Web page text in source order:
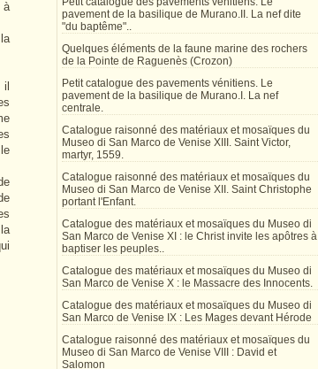
à
pavement de la basilique de Murano.II. La nef dite
"du baptême"..
Quelques éléments de la faune marine des rochers
de la Pointe de Raguenès (Crozon)
Petit catalogue des pavements vénitiens. Le
pavement de la basilique de Murano.I. La nef
centrale.
Catalogue raisonné des matériaux et mosaïques du
Museo di San Marco de Venise XIII. Saint Victor,
martyr, 1559.
Catalogue raisonné des matériaux et mosaïques du
Museo di San Marco de Venise XII. Saint Christophe
portant l'Enfant.
Catalogue des matériaux et mosaïques du Museo di
San Marco de Venise XI : le Christ invite les apôtres à
baptiser les peuples..
Catalogue des matériaux et mosaïques du Museo di
San Marco de Venise X : le Massacre des Innocents.
Catalogue des matériaux et mosaïques du Museo di
San Marco de Venise IX : Les Mages devant Hérode
Catalogue raisonné des matériaux et mosaïques du
Museo di San Marco de Venise VIII : David et
Salomon